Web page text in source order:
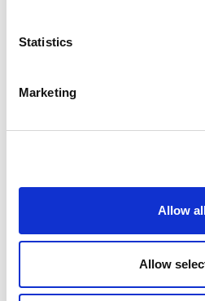
Statistics
Marketing
Allow
Allow
00295260517
AGGIUDICATARIO:
CF AGGIUDICATARIO:
TEMPI DI COMPLETAMENTO:
28/12/2015 - 12/05/2016
Ente Parco Nazionale delle
C.F. 94001420515